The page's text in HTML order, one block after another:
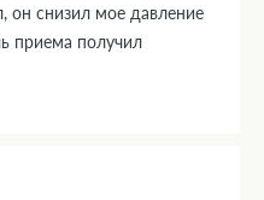
снизил мое давление
приема получил